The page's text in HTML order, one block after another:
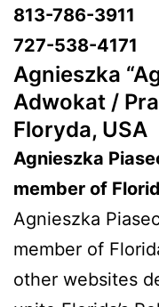
813-786-3911
727-538-4171
Agnieszka
Adwokat /
Floryda, USA
Agnieszka
member of
Agnieszka
member of
other websites